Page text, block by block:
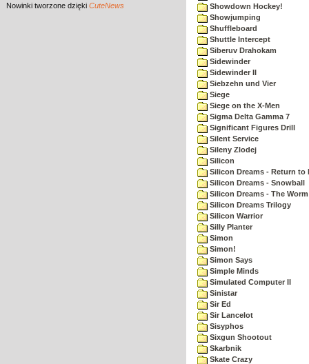
Nowinki tworzone dzięki CuteNews
Showdown Hockey!
Showjumping
Shuffleboard
Shuttle Intercept
Siberuv Drahokam
Sidewinder
Sidewinder II
Siebzehn und Vier
Siege
Siege on the X-Men
Sigma Delta Gamma 7
Significant Figures Drill
Silent Service
Sileny Zlodej
Silicon
Silicon Dreams - Return to
Silicon Dreams - Snowball
Silicon Dreams - The
Silicon Dreams Trilogy
Silicon Warrior
Silly Planter
Simon
Simon!
Simon Says
Simple Minds
Simulated Computer II
Sinistar
Sir Ed
Sir Lancelot
Sisyphos
Sixgun Shootout
Skarbnik
Skate Crazy